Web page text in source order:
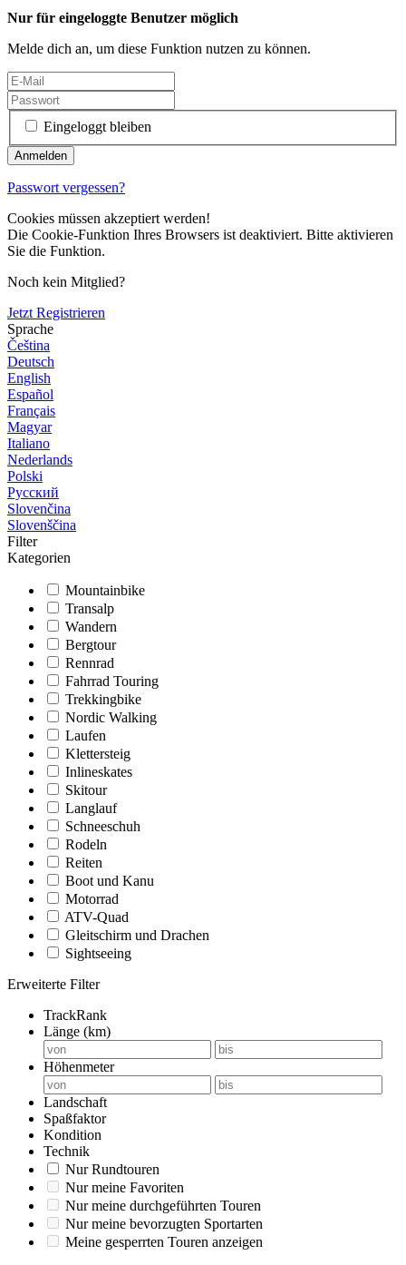
Nur für eingeloggte Benutzer möglich
Melde dich an, um diese Funktion nutzen zu können.
Eingeloggt bleiben
Passwort vergessen?
Cookies müssen akzeptiert werden!
Die Cookie-Funktion Ihres Browsers ist deaktiviert. Bitte aktivieren
Sie die Funktion.
Noch kein Mitglied?
Jetzt Registrieren
Sprache
Čeština
Deutsch
English
Español
Français
Magyar
Italiano
Nederlands
Polski
Русский
Slovenčina
Slovenščina
Filter
Kategorien
Mountainbike
Transalp
Wandern
Bergtour
Rennrad
Fahrrad Touring
Trekkingbike
Nordic Walking
Laufen
Klettersteig
Inlineskates
Skitour
Langlauf
Schneeschuh
Rodeln
Reiten
Boot und Kanu
Motorrad
ATV-Quad
Gleitschirm und Drachen
Sightseeing
Erweiterte Filter
TrackRank
Länge (km)
Höhenmeter
Landschaft
Spaßfaktor
Kondition
Technik
Nur Rundtouren
Nur meine Favoriten
Nur meine durchgeführten Touren
Nur meine bevorzugten Sportarten
Meine gesperrten Touren anzeigen